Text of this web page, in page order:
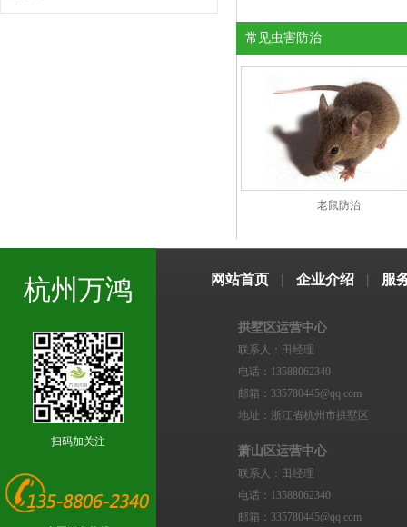
常见虫害防治
老鼠防治
杭州万鸿
扫码加关注
网站首页 | 企业介绍 | 服
拱墅区运营中心
联系人：田经理
电话：13588062340
邮箱：335780445@qq.com
地址：浙江省杭州市拱墅区
萧山区运营中心
联系人：田经理
电话：13588062340
邮箱：335780445@qq.com